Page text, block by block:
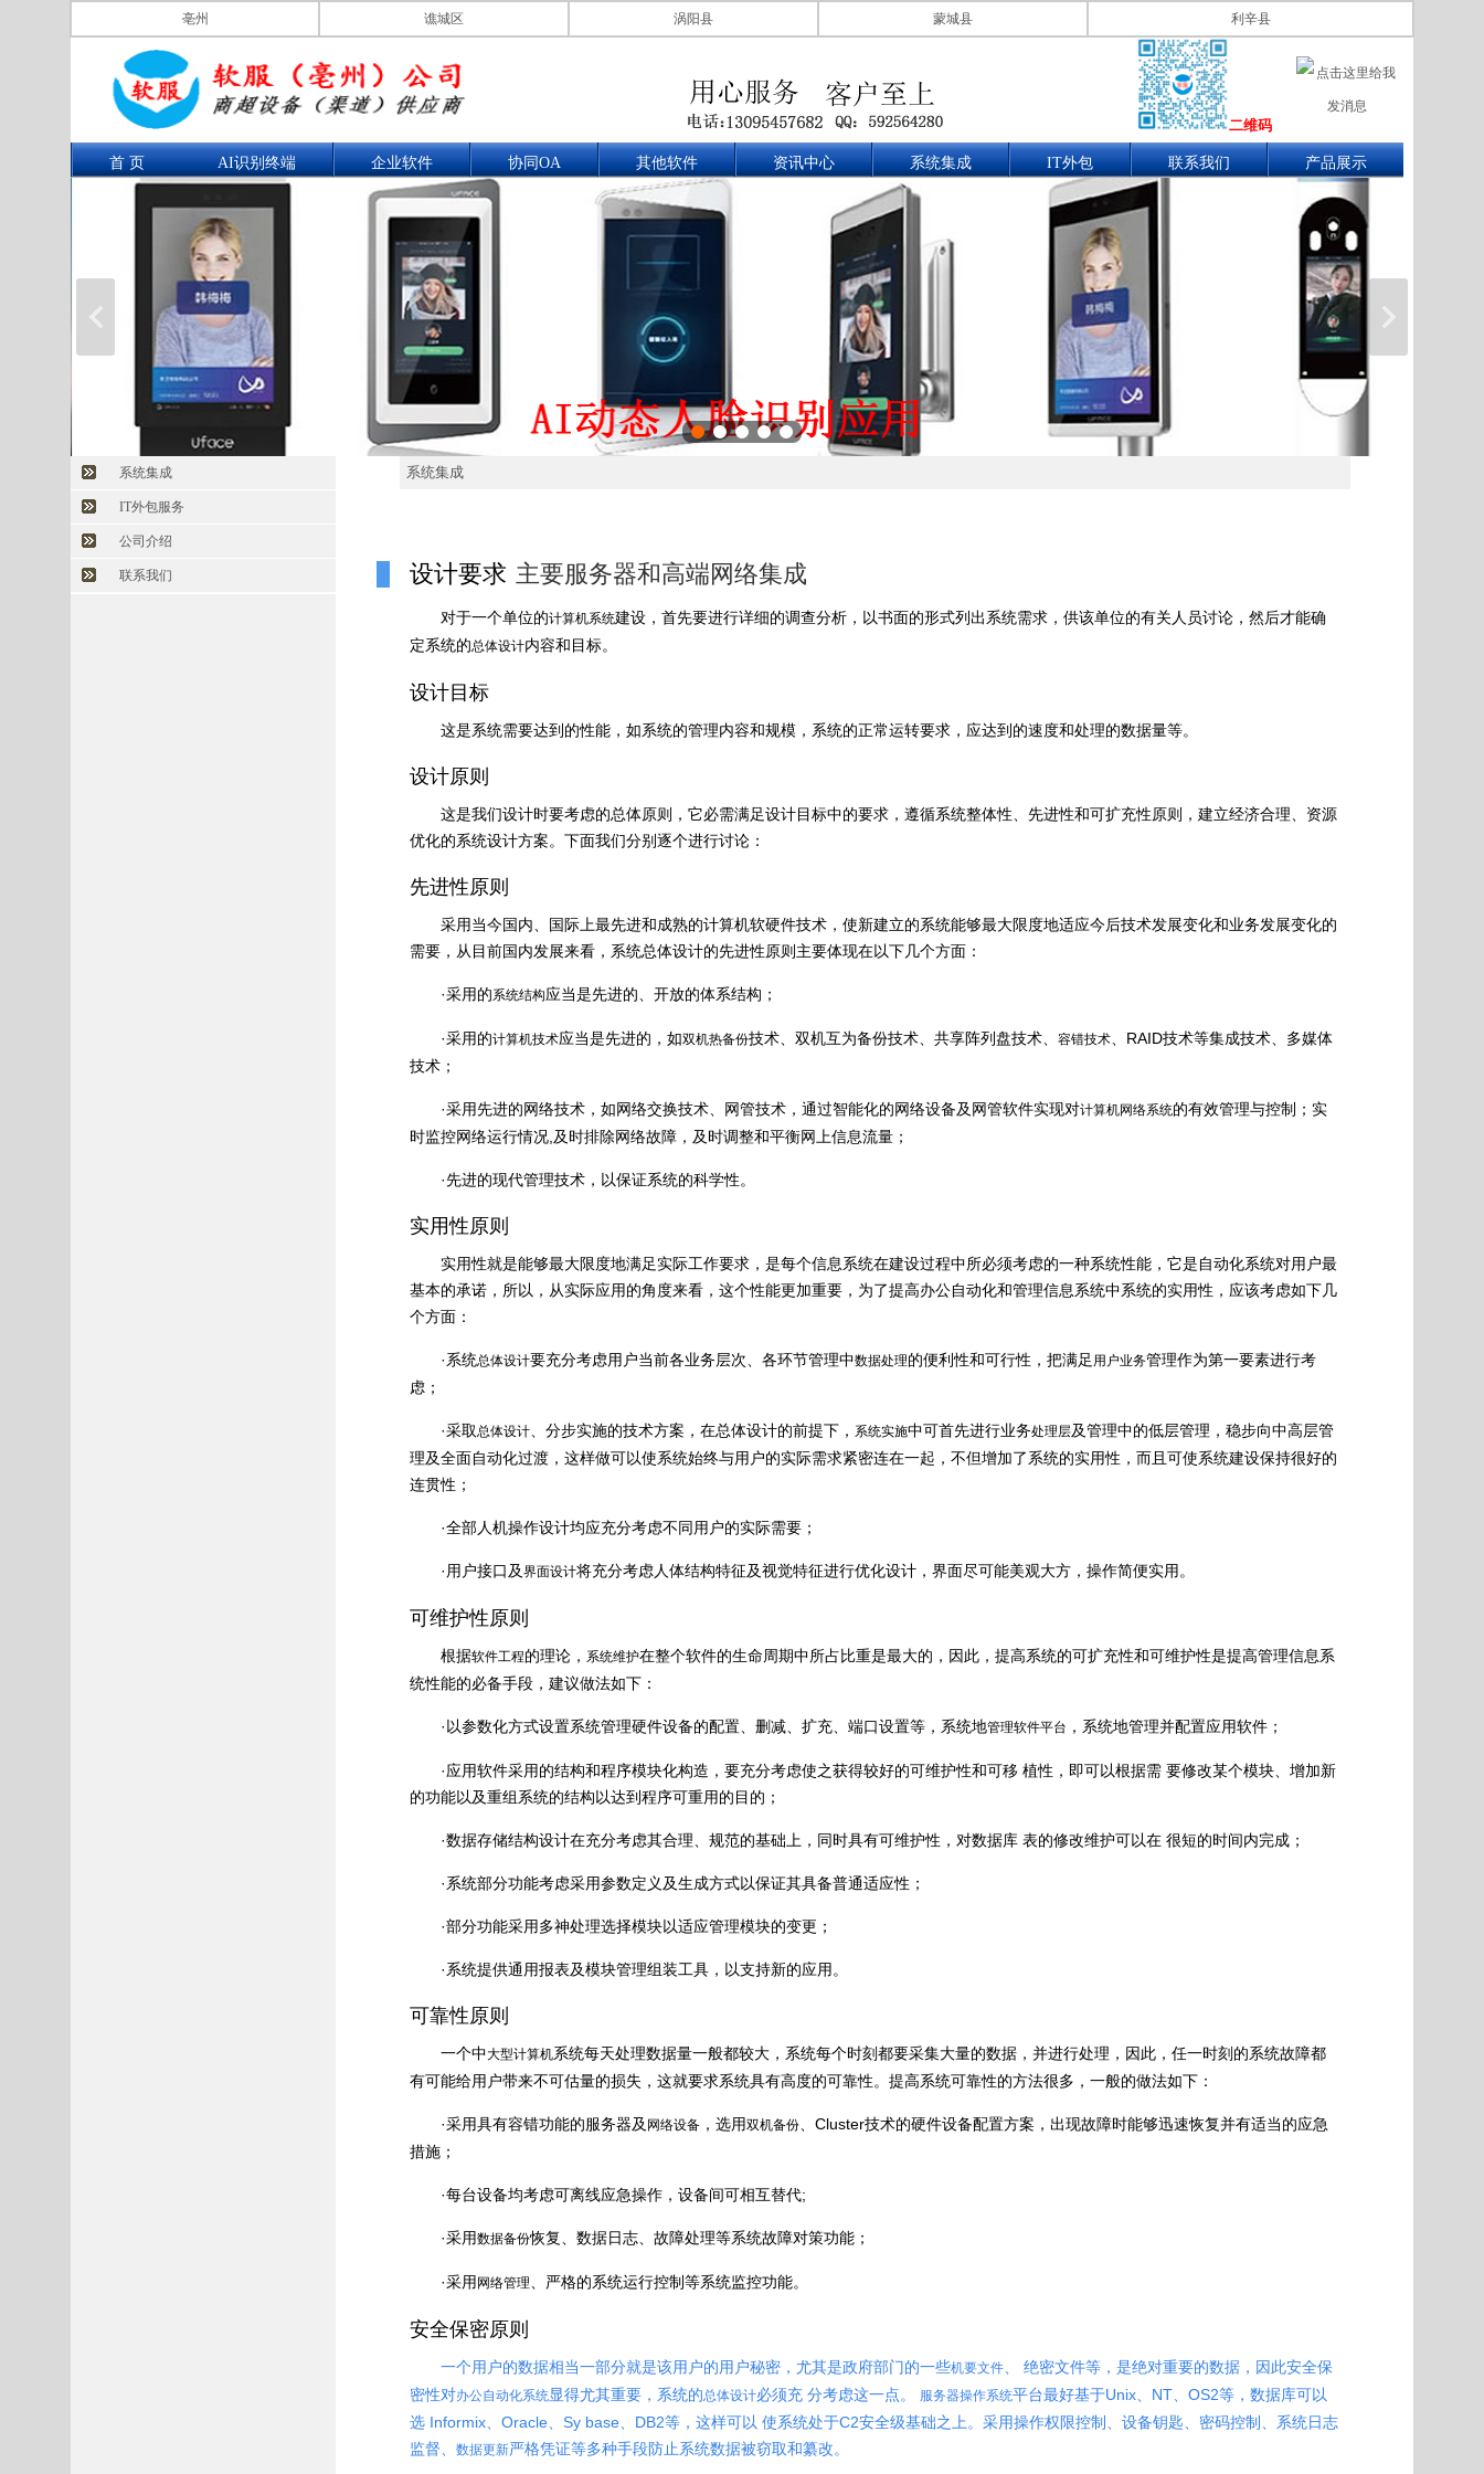
亳州 谯城区 涡阳县 蒙城县 利辛县
二维码
首 页 AI识别终端 企业软件 协同OA 其他软件 资讯中心 系统集成 IT外包 联系我们 产品展示
系统集成
IT外包服务
公司介绍
联系我们
系统集成
设计要求 主要服务器和高端网络集成
对于一个单位的计算机系统建设，首先要进行详细的调查分析，以书面的形式列出系统需求，供该单位的有关人员讨论，然后才能确
定系统的总体设计内容和目标。
设计目标
这是系统需要达到的性能，如系统的管理内容和规模，系统的正常运转要求，应达到的速度和处理的数据量等。
设计原则
这是我们设计时要考虑的总体原则，它必需满足设计目标中的要求，遵循系统整体性、先进性和可扩充性原则，建立经济合理、资源
优化的系统设计方案。下面我们分别逐个进行讨论：
先进性原则
采用当今国内、国际上最先进和成熟的计算机软硬件技术，使新建立的系统能够最大限度地适应今后技术发展变化和业务发展变化的
需要，从目前国内发展来看，系统总体设计的先进性原则主要体现在以下几个方面：
·采用的系统结构应当是先进的、开放的体系结构；
·采用的计算机技术应当是先进的，如双机热备份技术、双机互为备份技术、共享阵列盘技术、 容错技术、RAID技术等集成技术、多媒体
技术；
·采用先进的网络技术，如网络交换技术、网管技术，通过智能化的网络设备及网管软件实现对计算机网络系统的有效管理与控制；实
时监控网络运行情况,及时排除网络故障，及时调整和平衡网上信息流量；
·先进的现代管理技术，以保证系统的科学性。
实用性原则
实用性就是能够最大限度地满足实际工作要求，是每个信息系统在建设过程中所必须考虑的一种系统性能，它是自动化系统对用户最
基本的承诺，所以，从实际应用的角度来看，这个性能更加重要，为了提高办公自动化和管理信息系统中系统的实用性，应该考虑如下几
个方面：
·系统总体设计要充分考虑用户当前各业务层次、各环节管理中数据处理的便利性和可行性，把满足 用户业务管理作为第一要素进行考
虑；
·采取总体设计、分步实施的技术方案，在总体设计的前提下， 系统实施中可首先进行业务处理层及管理中的低层管理，稳步向中高层管
理及全面自动化过渡，这样做可以使系统始终与用户的实际需求紧密连在一起，不但增加了系统的实用性，而且可使系统建设保持很好的
连贯性；
·全部人机操作设计均应充分考虑不同用户的实际需要；
·用户接口及界面设计将充分考虑人体结构特征及视觉特征进行优化设计，界面尽可能美观大方，操作简便实用。
可维护性原则
根据软件工程的理论， 系统维护在整个软件的生命周期中所占比重是最大的，因此，提高系统的可扩充性和可维护性是提高管理信息系
统性能的必备手段，建议做法如下：
·以参数化方式设置系统管理硬件设备的配置、删减、扩充、端口设置等，系统地管理软件平台 ，系统地管理并配置应用软件；
·应用软件采用的结构和程序模块化构造，要充分考虑使之获得较好的可维护性和可移 植性，即可以根据需 要修改某个模块、增加新
的功能以及重组系统的结构以达到程序可重用的目的；
·数据存储结构设计在充分考虑其合理、规范的基础上，同时具有可维护性，对数据库 表的修改维护可以在 很短的时间内完成；
·系统部分功能考虑采用参数定义及生成方式以保证其具备普通适应性；
·部分功能采用多神处理选择模块以适应管理模块的变更；
·系统提供通用报表及模块管理组装工具，以支持新的应用。
可靠性原则
一个中大型计算机系统每天处理数据量一般都较大，系统每个时刻都要采集大量的数据，并进行处理，因此，任一时刻的系统故障都
有可能给用户带来不可估量的损失，这就要求系统具有高度的可靠性。提高系统可靠性的方法很多，一般的做法如下：
·采用具有容错功能的服务器及 网络设备，选用双机备份、Cluster技术的硬件设备配置方案，出现故障时能够迅速恢复并有适当的应急
措施；
·每台设备均考虑可离线应急操作，设备间可相互替代;
·采用数据备份恢复、数据日志、故障处理等系统故障对策功能；
·采用 网络管理 、严格的系统运行控制等系统监控功能。
安全保密原则
一个用户的数据相当一部分就是该用户的用户秘密，尤其是政府部门的一些机要文件、 绝密文件等，是绝对重要的数据，因此安全保
密性对办公自动化系统显得尤其重要，系统的总体设计必须充 分考虑这一点。 服务器操作系统平台最好基于Unix、NT、OS2等，数据库可以
选 Informix、Oracle、Sy base、DB2等，这样可以 使系统处于C2安全级基础之上。采用操作权限控制、设备钥匙、密码控制、系统日志
监督、
数据更新严格凭证等多种手段防止系统数据被窃取和纂改。